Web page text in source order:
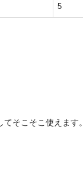
5
そこそこ使えます。